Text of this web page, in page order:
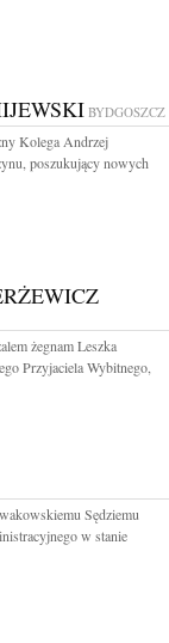
BYDGOSZCZ
Kolega Andrzej
poszukujący nowych
żegnam Leszka
Przyjaciela Wybitnego,
Sędziemu
w stanie